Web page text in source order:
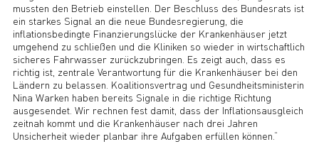
mussten den Betrieb einstellen. Der Beschluss des Bundesrats ist
ein starkes Signal an die neue Bundesregierung, die
inflationsbedingte Finanzierungslücke der Krankenhäuser jetzt
umgehend zu schließen und die Kliniken so wieder in wirtschaftlich
sicheres Fahrwasser zurückzubringen. Es zeigt auch, dass es
richtig ist, zentrale Verantwortung für die Krankenhäuser bei den
Ländern zu belassen. Koalitionsvertrag und Gesundheitsministerin
Nina Warken haben bereits Signale in die richtige Richtung
ausgesendet. Wir rechnen fest damit, dass der Inflationsausgleich
zeitnah kommt und die Krankenhäuser nach drei Jahren
Unsicherheit wieder planbar ihre Aufgaben erfüllen können.“